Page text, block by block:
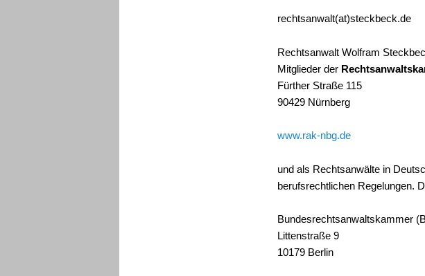
rechtsanwalt(at)steckbeck.de
Rechtsanwalt Wolfram
Mitglieder der
Fürther Straße 115
90429 Nürnberg
www.rak-nbg.de
und als Rechtsanwälte in
berufsrechtlichen Regelungen.
Bundesrechtsanwaltskammer
Littenstraße 9
10179 Berlin